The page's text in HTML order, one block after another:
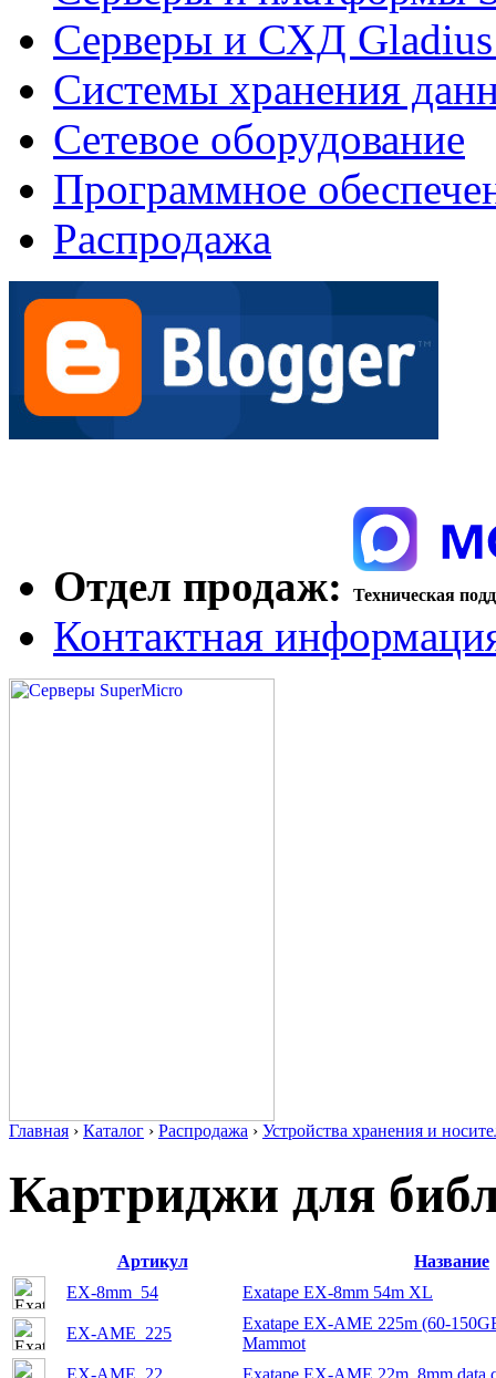
Серверы и СХД Gladius
Системы хранения
Сетевое оборудование
Программное
Распродажа
Отдел продаж: Техническая
Контактная
Главная › Каталог › Распродажа › Устройства хранения и
Картриджи для
Артикул
Название
EX-8mm_54
Exatape EX-8mm 54m XL
EX-AME_225
Exatape EX-AME 225m (60-
Mammot
EX-AME_22
Exatape EX-AME 22m, 8mm data